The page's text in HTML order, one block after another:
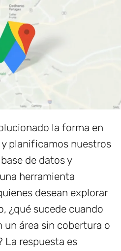
la forma en
planificamos nuestros
de datos y
herramienta
desean explorar
¿qué sucede cuando
un área sin cobertura o
La respuesta es